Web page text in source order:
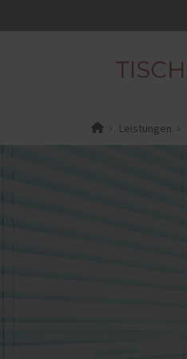
Interior
Leistungen